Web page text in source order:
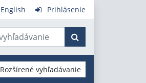
English Prihlásenie
Rozšírené vyhľadávanie